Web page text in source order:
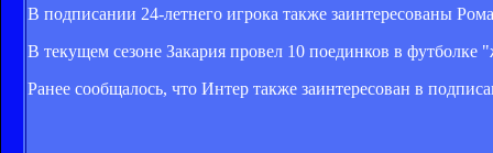
В подписании 24-летнего игрока также заинтересованы
В текущем сезоне Закария провел 10 поединков в
Ранее сообщалось, что Интер также заинтересован в